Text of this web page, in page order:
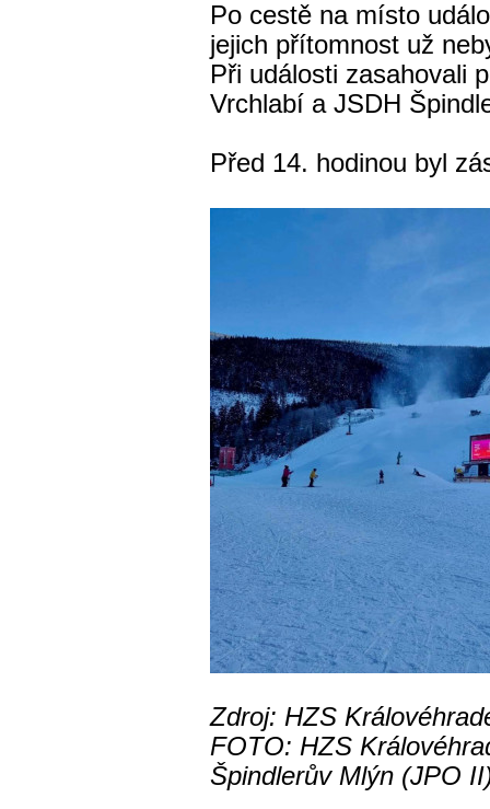
Po cestě na místo
jejich přítomnost už
Při události zasahovali
Vrchlabí a JSDH
Před 14. hodinou byl
Zdroj: HZS
FOTO: HZS
Špindlerův Mlýn (JPO